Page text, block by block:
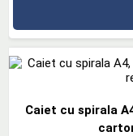
Caiet cu spirala